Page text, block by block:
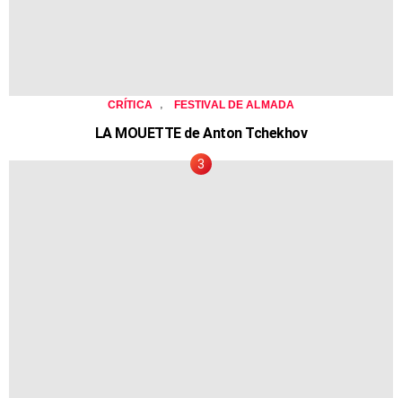
CRÍTICA , FESTIVAL DE ALMADA
LA MOUETTE de Anton Tchekhov